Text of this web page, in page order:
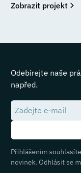
Zobrazit projekt
Odebírejte naše
napřed.
Přihlášením
novinek. Odhlásit se